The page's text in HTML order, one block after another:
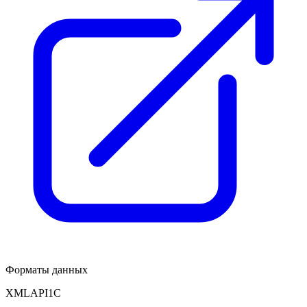
Форматы данных
XMLAPI1С